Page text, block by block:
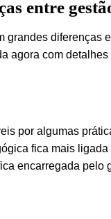
entre
grandes diferenças
agora com
por algumas
fica mais
encarregada pelo